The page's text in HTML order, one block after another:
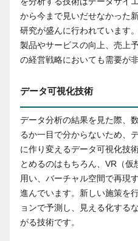
から今まで見いだせなかった
研究が盛んに行われています
製品やサービスの向上、売上
の経営戦略においても需要が
データ可視化技術
データ分析の結果を見た際、
るか一目で分からないため、
に作り変えるデータ可視化技
とめるのはもちろん、VR（
用い、バーチャル空間で再現
進んでいます。新しい施策を
ョンで予測し、見える化する
がる技術です。